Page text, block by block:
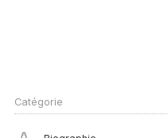
Catégorie